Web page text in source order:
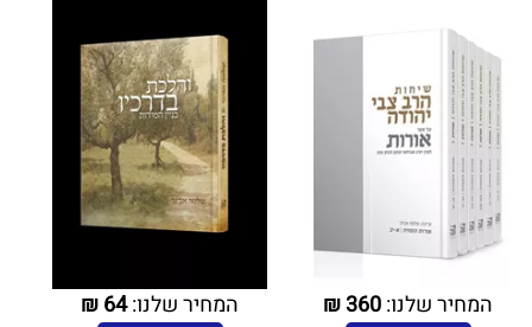
המחיר שלנו:360
₪ המחיר שלנו:64
₪